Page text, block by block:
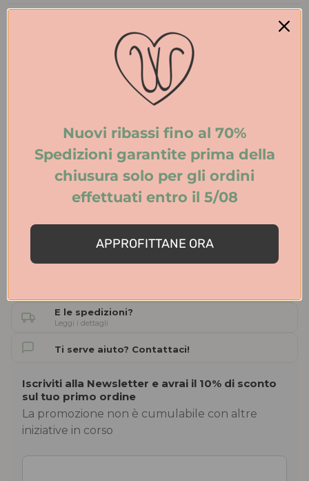
Spedizioni e resi
E le spedizioni?
Leggi i dettagli
Ti serve aiuto? Contattaci!
Iscriviti alla Newsletter e avrai il 10% di sconto
sul tuo primo ordine
La promozione non è cumulabile con altre
iniziative in corso
Nuovi ribassi fino al 70%
Spedizioni garantite prima della
chiusura solo per gli ordini
effettuati entro il 5/08
APPROFITTANE ORA